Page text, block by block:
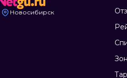
Новосибирск